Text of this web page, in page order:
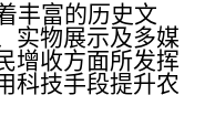
丰富的历史文
实物展示及多媒
增收方面所发挥
科技手段提升农